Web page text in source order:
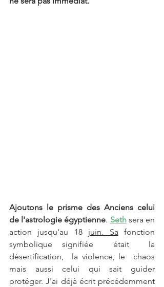
Ajoutons le prisme des Anciens celui
de l'astrologie égyptienne. Seth sera en
action jusqu'au 18 juin. Sa fonction
symbolique signifiée  était  la
désertification,  la violence, le  chaos
mais aussi celui qui sait guider
protéger. J'ai déjà écrit précédemment